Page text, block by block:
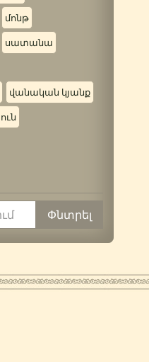
մոնթ
սատանա
վանական կյանք